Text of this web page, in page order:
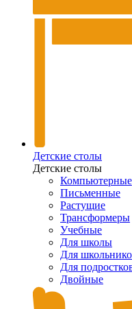
Детские столы
Детские столы
Компьютерные
Письменные
Растущие
Трансформеры
Учебные
Для школы
Для
Для
Двойные